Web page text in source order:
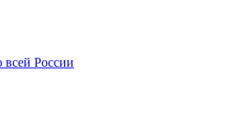
всей России